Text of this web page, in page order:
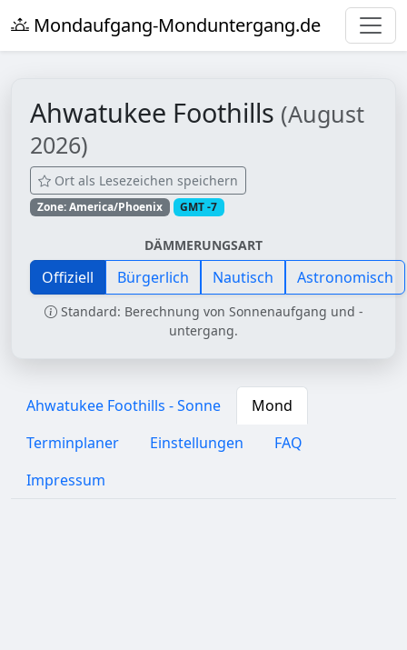
Mondaufgang-Monduntergang.de
Ahwatukee Foothills (August
2026)
Ort als Lesezeichen speichern
Zone: America/Phoenix GMT -7
DÄMMERUNGSART
Offiziell Bürgerlich Nautisch Astronomisch
Standard: Berechnung von Sonnenaufgang und -
untergang.
Ahwatukee Foothills - Sonne
Mond
Terminplaner
Einstellungen
FAQ
Impressum